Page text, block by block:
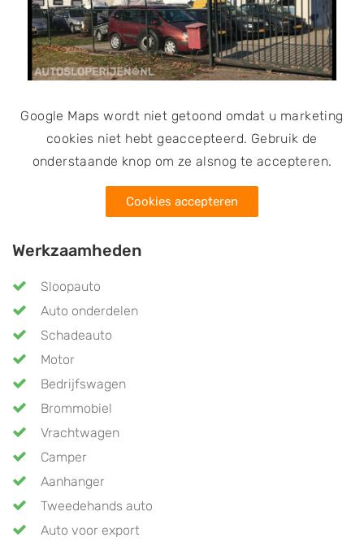
afgeven van een vrijwaringsbewijs. Het bedrijf is door
de RDW erkend als demontagebedrijf van voertuigen
en is eveneens bevoegd tot het uitvoeren van APK
keuringen.
Google Maps wordt niet getoond omdat u marketing
cookies niet hebt geaccepteerd. Gebruik de
onderstaande knop om ze alsnog te accepteren.
Cookies accepteren
Werkzaamheden
Sloopauto
Auto onderdelen
Schadeauto
Motor
Bedrijfswagen
Brommobiel
Vrachtwagen
Camper
Aanhanger
Tweedehands auto
Auto voor export